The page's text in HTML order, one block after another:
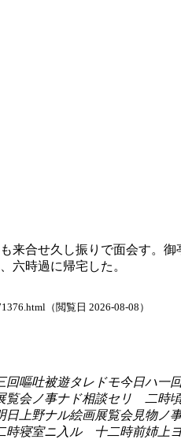
合せ久し振りで面会す。
六時過に帰宅した。
（閲覧日 2026-08-08）
嘔吐被遊タレドモ今日ハ
会ノ事ナド相談セリ 二時
野ナル絵画展覧会見物ノ
寝室ニ入ル 十二時前姉上